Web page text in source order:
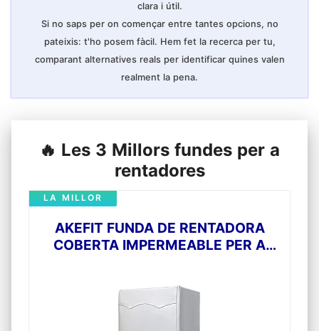
clara i útil.
Si no saps per on començar entre tantes opcions, no
pateixis: t'ho posem fàcil. Hem fet la recerca per tu,
comparant alternatives reals per identificar quines valen
realment la pena.
🔥 Les 3 Millors fundes per a
rentadores
AKEFIT FUNDA DE RENTADORA
COBERTA IMPERMEABLE PER A
RENTADORA O ASSECADORA 60 *
85 * 64CM
LA MILLOR